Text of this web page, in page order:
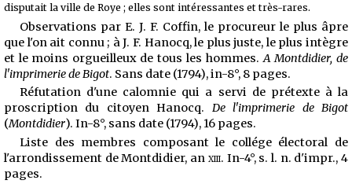
disputait la ville de Roye ; elles sont intéressantes et très-rares.
Observations par E. J. F. Coffin, le procureur le plus âpre
que l'on ait connu ; à J. F. Hanocq, le plus juste, le plus intègre
et le moins orgueilleux de tous les hommes. A Montdidier, de
l'imprimerie de Bigot. Sans date (1794), in-8°, 8 pages.
Réfutation d'une calomnie qui a servi de prétexte à la
proscription du citoyen Hanocq. De l'imprimerie de Bigot
(Montdidier). In-8°, sans date (1794), 16 pages.
Liste des membres composant le collége électoral de
l'arrondissement de Montdidier, an xiii. In-4°, s. l. n. d'impr., 4
pages.